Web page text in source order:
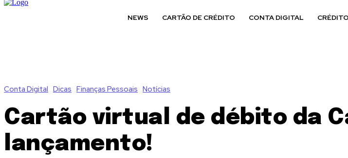
NEWS CARTÃO DE CRÉDITO CONTA DIGITAL
Conta Digital Dicas Finanças Pessoais Notícias
Cartão virtual de débito da
lançamento!